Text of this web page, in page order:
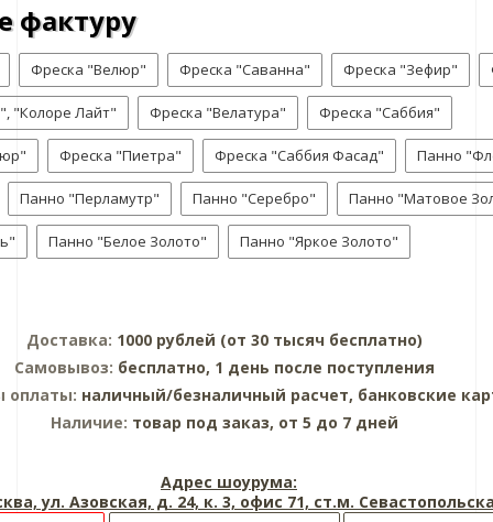
фактуру
Фреска "Велюр" Фреска "Саванна" Фреска "Зефир"
"Колоре Лайт" Фреска "Велатура" Фреска "Саббия"
Фреска "Пиетра" Фреска "Саббия Фасад" Панно
Панно "Перламутр" Панно "Серебро" Панно "Матовое
Панно "Белое Золото" Панно "Яркое Золото"
Доставка: 1000 рублей (от 30 тысяч бесплатно)
Самовывоз: бесплатно, 1 день после поступления
оплаты: наличный/безналичный расчет, банковские
Наличие: товар под заказ, от 5 до 7 дней
Адрес шоурума:
ул. Азовская, д. 24, к. 3, офис 71, ст.м.